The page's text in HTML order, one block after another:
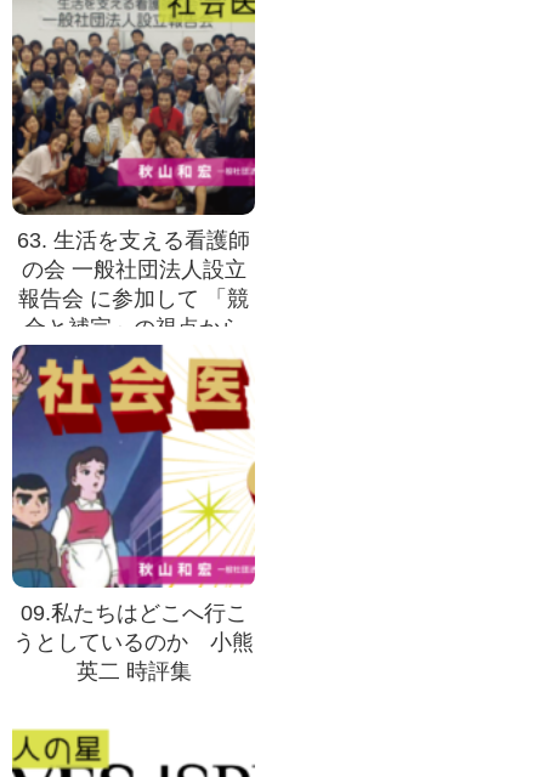
63. 生活を支える看護師
の会 一般社団法人設立
報告会 に参加して 「競
合と補完」の視点から
09.私たちはどこへ行こ
うとしているのか 小熊
英二 時評集